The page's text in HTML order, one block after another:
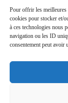
Pour offrir les meilleures
cookies pour stocker et/
à ces technologies nous
navigation ou les ID
consentement peut avoir
>